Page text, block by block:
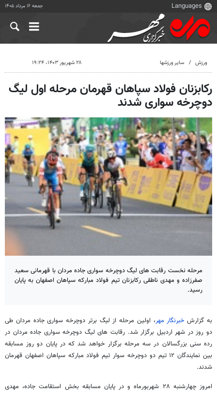
جمعه ۱۶ مرداد ۱۴۰۵
ورزش سایر ورزشها ۲۸ شهریور ۱۴۰۳، ۱۹:۲۴
رکابزنان فولاد سپاهان قهرمان مرحله اول لیگ
دوچرخه سواری شدند
مرحله نخست رقابت های لیگ دوچرخه سواری جاده مردان با قهرمانی سعید
صفرزاده و مهدی ناطقی رکابزنان تیم فولاد مبارکه سپاهان اصفهان به پایان
رسید.
به گزارش خبرنگار مهر، اولین مرحله از لیگ برتر دوچرخه سواری جاده مردان طی
دو روز در شهر اردبیل برگزار شد. رقابت های لیگ دوچرخه سواری جاده مردان در
رده سنی بزرگسالان در سه مرحله برگزار خواهد شد که در پایان دو روز مسابقه
بین نمایندگان ۱۲ تیم دو دوچرخه سوار تیم فولاد مبارکه سپاهان اصفهان قهرمان
شدند.
امروز چهارشنبه ۲۸ شهربورماه و در پایان مسابقه بخش استقامت جاده، مهدی